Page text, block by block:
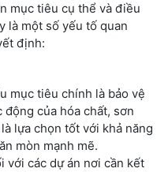
mục tiêu cụ thể và điều
là một số yếu tố quan
định:
mục tiêu chính là bảo vệ
động của hóa chất, sơn
lựa chọn tốt với khả năng
mòn mạnh mẽ.
với các dự án nơi cần kết